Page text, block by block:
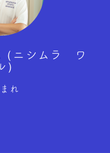
ニシムラ ワ
れ